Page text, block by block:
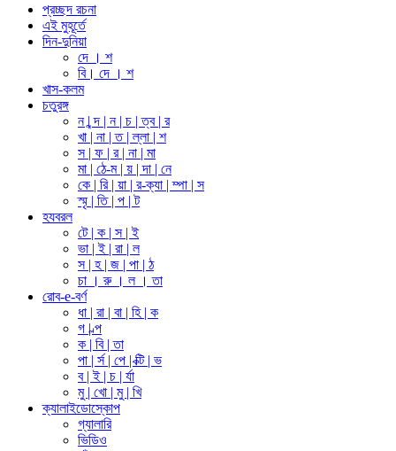
প্রচ্ছদ রচনা
এই মুহূর্তে
দিন-দুনিয়া
দে । শ
বি। দে । শ
খাস-কলম
চতুরঙ্গ
ন | ন্দ | ন | চ | ত্ব | র
খা | না | ত | ল্লা | শ
স | ফ | র | না | মা
মা | ঠে-ম | য় | দা | নে
কে | রি | য়া | র-ক্যা | ম্পা | স
স্মৃ | তি | প | ট
হযবরল
টে | ক | স | ই
ভা | ই | রা | ল
স | হ | জ | পা | ঠ
চা । রু । ল । তা
রোব-e-বর্ণ
ধা | রা | বা | হি | ক
গ | ল্প
ক | বি | তা
পা | র্স | পে | ক্টি | ভ
ব | ই | চ | র্যা
মু | খো | মু | খি
ক্যালাইডোস্কোপ
গ্যালারি
ভিডিও